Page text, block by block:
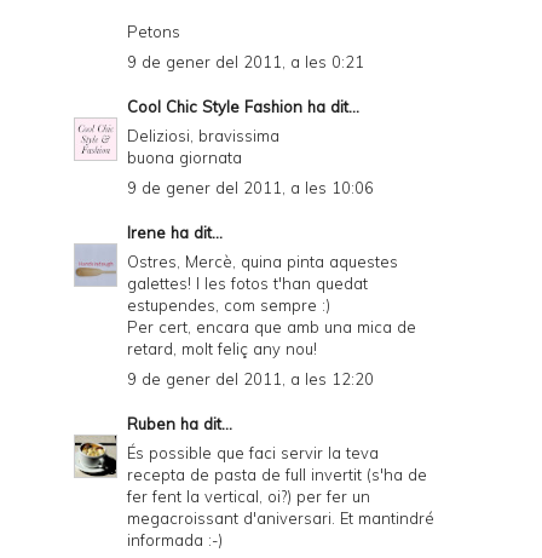
Petons
9 de gener del 2011, a les 0:21
Cool Chic Style Fashion ha dit...
Deliziosi, bravissima
buona giornata
9 de gener del 2011, a les 10:06
Irene ha dit...
Ostres, Mercè, quina pinta aquestes
galettes! I les fotos t'han quedat
estupendes, com sempre :)
Per cert, encara que amb una mica de
retard, molt feliç any nou!
9 de gener del 2011, a les 12:20
Ruben ha dit...
És possible que faci servir la teva
recepta de pasta de full invertit (s'ha de
fer fent la vertical, oi?) per fer un
megacroissant d'aniversari. Et mantindré
informada :-)